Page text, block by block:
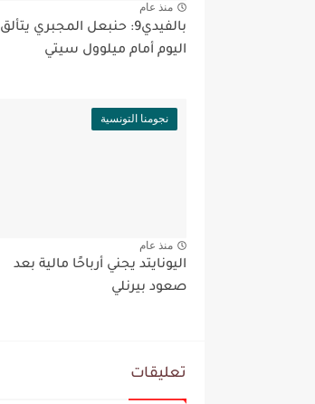
منذ عام
بالفيدي9: حنبعل المجبري يتألق
اليوم أمام ميلوول سيتي
نجومنا التونسية
منذ عام
اليونايتد يجني أرباحًا مالية بعد
صعود بيرنلي
تعليقات